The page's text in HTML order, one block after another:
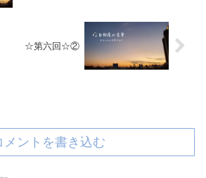
☆第六回☆②
メントを書き込む